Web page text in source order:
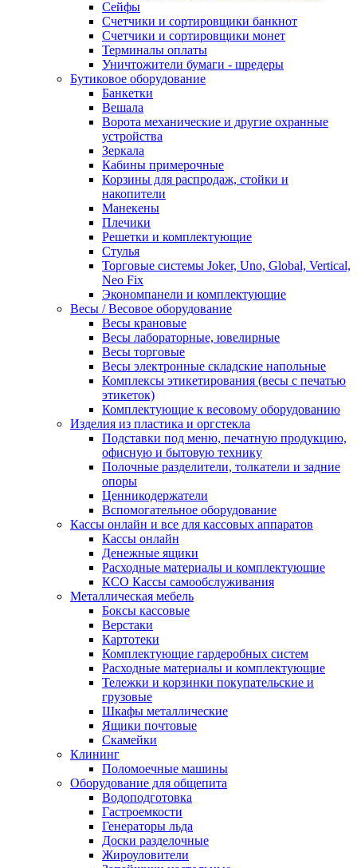
Сейфы
Счетчики и сортировщики банкнот
Счетчики и сортировщики монет
Терминалы оплаты
Уничтожители бумаги - шредеры
Бутиковое оборудование
Банкетки
Вешала
Ворота механические и другие охранные
устройства
Зеркала
Кабины примерочные
Корзины для распродаж, стойки и
накопители
Манекены
Плечики
Решетки и комплектующие
Стулья
Торговые системы Joker, Uno, Global, Vertical,
Neo Fix
Экономпанели и комплектующие
Весы / Весовое оборудование
Весы крановые
Весы лабораторные, ювелирные
Весы торговые
Весы электронные складские напольные
Комплексы этикетирования (весы с печатью
этикеток)
Комплектующие к весовому оборудованию
Изделия из пластика и оргстекла
Подставки под меню, печатную продукцию,
офисную и бытовую технику
Полочные разделители, толкатели и задние
опоры
Ценникодержатели
Вспомогательное оборудование
Кассы онлайн и все для кассовых аппаратов
Кассы онлайн
Денежные ящики
Расходные материалы и комплектующие
КСО Кассы самообслуживания
Металлическая мебель
Боксы кассовые
Верстаки
Картотеки
Комплектующие гардеробных систем
Расходные материалы и комплектующие
Тележки и корзинки покупательские и
грузовые
Шкафы металлические
Ящики почтовые
Скамейки
Клининг
Поломоечные машины
Оборудование для общепита
Водоподготовка
Гастроемкости
Генераторы льда
Доски разделочные
Жироуловители